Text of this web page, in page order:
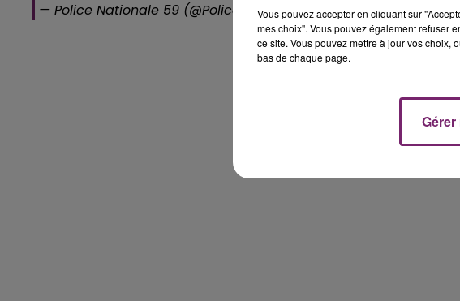
— Police Nationale 59 (@PoliceNat59)July 25, 2024
Vous pouvez accepter en cliquant sur
mes choix". Vous pouvez également refuser
ce site. Vous pouvez mettre à jour vos choix,
bas de chaque page.